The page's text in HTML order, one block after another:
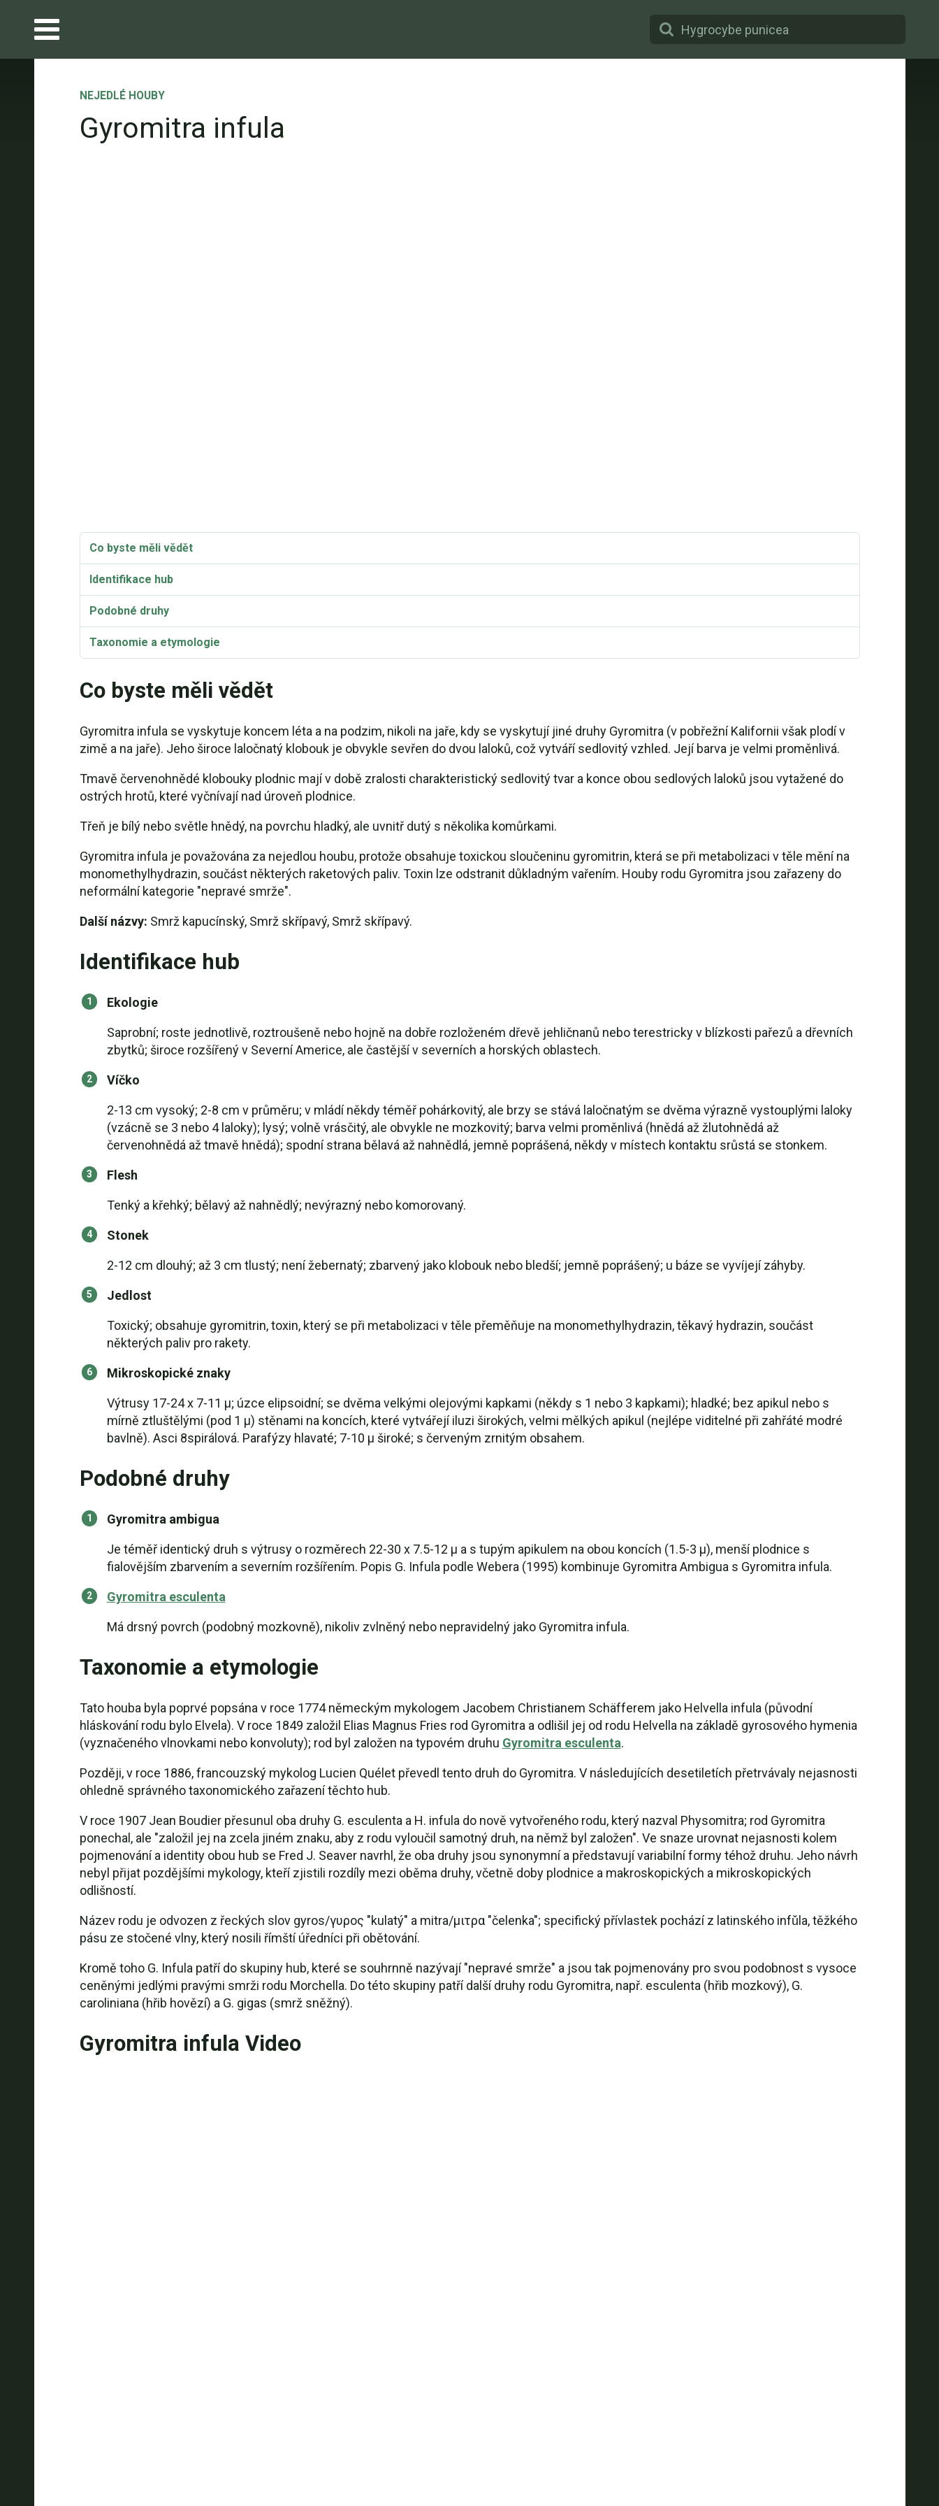
NEJEDLÉ HOUBY
Gyromitra infula
Co byste měli vědět
Identifikace hub
Podobné druhy
Taxonomie a etymologie
Co byste měli vědět
Gyromitra infula se vyskytuje koncem léta a na podzim, nikoli na jaře, kdy se vyskytují jiné druhy Gyromitra (v pobřežní Kalifornii však plodí v
zimě a na jaře). Jeho široce laločnatý klobouk je obvykle sevřen do dvou laloků, což vytváří sedlovitý vzhled. Její barva je velmi proměnlivá.
Tmavě červenohnědé klobouky plodnic mají v době zralosti charakteristický sedlovitý tvar a konce obou sedlových laloků jsou vytažené do
ostrých hrotů, které vyčnívají nad úroveň plodnice.
Třeň je bílý nebo světle hnědý, na povrchu hladký, ale uvnitř dutý s několika komůrkami.
Gyromitra infula je považována za nejedlou houbu, protože obsahuje toxickou sloučeninu gyromitrin, která se při metabolizaci v těle mění na
monomethylhydrazin, součást některých raketových paliv. Toxin lze odstranit důkladným vařením. Houby rodu Gyromitra jsou zařazeny do
neformální kategorie "nepravé smrže".
Další názvy: Smrž kapucínský, Smrž skřípavý, Smrž skřípavý.
Identifikace hub
Ekologie
Saprobní; roste jednotlivě, roztroušeně nebo hojně na dobře rozloženém dřevě jehličnanů nebo terestricky v blízkosti pařezů a dřevních
zbytků; široce rozšířený v Severní Americe, ale častější v severních a horských oblastech.
Víčko
2-13 cm vysoký; 2-8 cm v průměru; v mládí někdy téměř pohárkovitý, ale brzy se stává laločnatým se dvěma výrazně vystouplými laloky
(vzácně se 3 nebo 4 laloky); lysý; volně vrásčitý, ale obvykle ne mozkovitý; barva velmi proměnlivá (hnědá až žlutohnědá až
červenohnědá až tmavě hnědá); spodní strana bělavá až nahnědlá, jemně poprášená, někdy v místech kontaktu srůstá se stonkem.
Flesh
Tenký a křehký; bělavý až nahnědlý; nevýrazný nebo komorovaný.
Stonek
2-12 cm dlouhý; až 3 cm tlustý; není žebernatý; zbarvený jako klobouk nebo bledší; jemně poprášený; u báze se vyvíjejí záhyby.
Jedlost
Toxický; obsahuje gyromitrin, toxin, který se při metabolizaci v těle přeměňuje na monomethylhydrazin, těkavý hydrazin, součást
některých paliv pro rakety.
Mikroskopické znaky
Výtrusy 17-24 x 7-11 µ; úzce elipsoidní; se dvěma velkými olejovými kapkami (někdy s 1 nebo 3 kapkami); hladké; bez apikul nebo s
mírně ztluštělými (pod 1 µ) stěnami na koncích, které vytvářejí iluzi širokých, velmi mělkých apikul (nejlépe viditelné při zahřáté modré
bavlně). Asci 8spirálová. Parafýzy hlavaté; 7-10 µ široké; s červeným zrnitým obsahem.
Podobné druhy
Gyromitra ambigua
Je téměř identický druh s výtrusy o rozměrech 22-30 x 7.5-12 µ a s tupým apikulem na obou koncích (1.5-3 µ), menší plodnice s
fialovějším zbarvením a severním rozšířením. Popis G. Infula podle Webera (1995) kombinuje Gyromitra Ambigua s Gyromitra infula.
Gyromitra esculenta
Má drsný povrch (podobný mozkovně), nikoliv zvlněný nebo nepravidelný jako Gyromitra infula.
Taxonomie a etymologie
Tato houba byla poprvé popsána v roce 1774 německým mykologem Jacobem Christianem Schäfferem jako Helvella infula (původní
hláskování rodu bylo Elvela). V roce 1849 založil Elias Magnus Fries rod Gyromitra a odlišil jej od rodu Helvella na základě gyrosového hymenia
(vyznačeného vlnovkami nebo konvoluty); rod byl založen na typovém druhu Gyromitra esculenta.
Později, v roce 1886, francouzský mykolog Lucien Quélet převedl tento druh do Gyromitra. V následujících desetiletích přetrvávaly nejasnosti
ohledně správného taxonomického zařazení těchto hub.
V roce 1907 Jean Boudier přesunul oba druhy G. esculenta a H. infula do nově vytvořeného rodu, který nazval Physomitra; rod Gyromitra
ponechal, ale "založil jej na zcela jiném znaku, aby z rodu vyloučil samotný druh, na němž byl založen". Ve snaze urovnat nejasnosti kolem
pojmenování a identity obou hub se Fred J. Seaver navrhl, že oba druhy jsou synonymní a představují variabilní formy téhož druhu. Jeho návrh
nebyl přijat pozdějšími mykology, kteří zjistili rozdíly mezi oběma druhy, včetně doby plodnice a makroskopických a mikroskopických
odlišností.
Název rodu je odvozen z řeckých slov gyros/γυρος "kulatý" a mitra/μιτρα "čelenka"; specifický přívlastek pochází z latinského infǔla, těžkého
pásu ze stočené vlny, který nosili římští úředníci při obětování.
Kromě toho G. Infula patří do skupiny hub, které se souhrnně nazývají "nepravé smrže" a jsou tak pojmenovány pro svou podobnost s vysoce
ceněnými jedlými pravými smrži rodu Morchella. Do této skupiny patří další druhy rodu Gyromitra, např. esculenta (hřib mozkový), G.
caroliniana (hřib hovězí) a G. gigas (smrž sněžný).
Gyromitra infula Video